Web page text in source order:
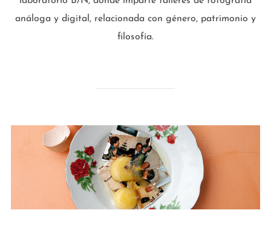
análoga y digital, relacionada con género, patrimonio y
filosofía.